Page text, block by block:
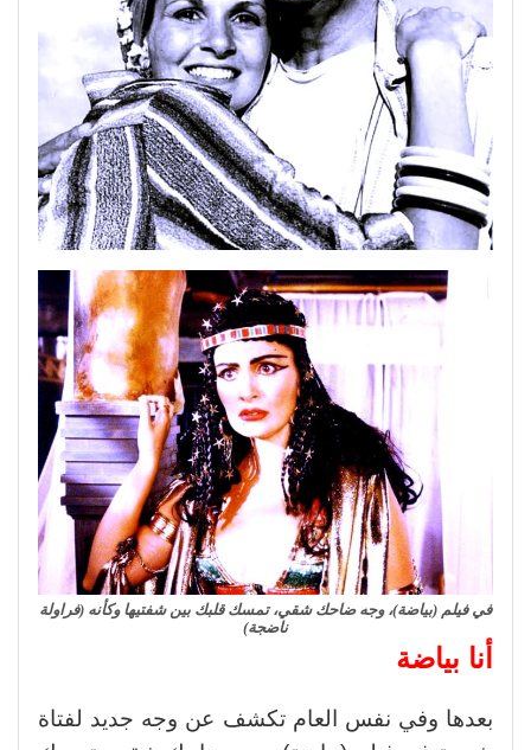
في فيلم (بياضة)، وجه ضاحك شقي، تمسك قلبك بين شفتيها وكأنه (فراولة
ناضجة)
أنا بياضة
بعدها وفي نفس العام تكشف عن وجه جديد لفتاة